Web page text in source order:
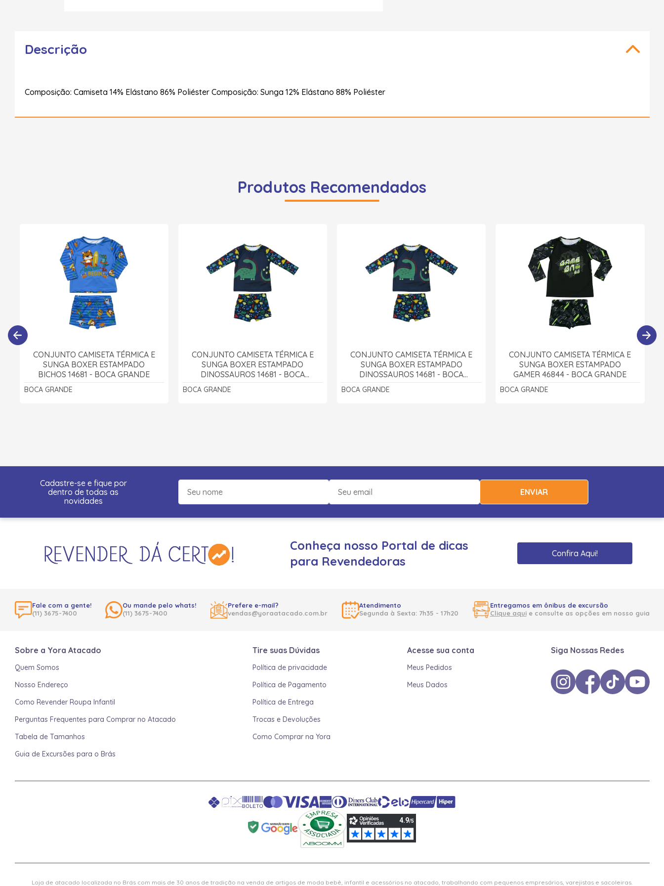
Descrição
Composição: Camiseta 14% Elástano 86% Poliéster Composição: Sunga 12% Elástano 88% Poliéster
Produtos Recomendados
CONJUNTO CAMISETA TÉRMICA E
SUNGA BOXER ESTAMPADO
BICHOS 14681 - BOCA GRANDE
BOCA GRANDE
CONJUNTO CAMISETA TÉRMICA E
SUNGA BOXER ESTAMPADO
DINOSSAUROS 14681 - BOCA
GRANDE
BOCA GRANDE
CONJUNTO CAMISETA TÉRMICA E
SUNGA BOXER ESTAMPADO
DINOSSAUROS 14681 - BOCA
GRANDE
BOCA GRANDE
CONJUNTO CAMISETA TÉRMICA E
SUNGA BOXER ESTAMPADO
GAMER 46844 - BOCA GRANDE
BOCA GRANDE
Cadastre-se e fique por
dentro de todas as
novidades
ENVIAR
Conheça nosso Portal de dicas
para Revendedoras
Confira Aqui!
Fale com a gente!
(11) 3675-7400
Ou mande pelo whats!
(11) 3675-7400
Prefere e-mail?
vendas@yoraatacado.com.br
Atendimento
Segunda à Sexta: 7h35 - 17h20
Entregamos em ônibus de excursão
Clique aquie consulte as opções em nosso guia
Sobre a Yora Atacado
Quem Somos
Nosso Endereço
Como Revender Roupa Infantil
Perguntas Frequentes para Comprar no Atacado
Tabela de Tamanhos
Guia de Excursões para o Brás
Tire suas Dúvidas
Política de privacidade
Política de Pagamento
Política de Entrega
Trocas e Devoluções
Como Comprar na Yora
Acesse sua conta
Meus Pedidos
Meus Dados
Siga Nossas Redes
Loja de atacado localizada no Brás com mais de 30 anos de tradição na venda de artigos de moda bebê, infantil e acessórios no atacado, trabalhando com pequenos empresários, varejistas e sacoleiras.